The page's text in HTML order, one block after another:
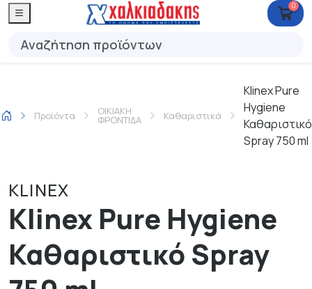
0
Προϊόντα ΟΙΚΙΑΚΗ
ΦΡΟΝΤΙΔΑ Καθαριστικά
Klinex Pure
Hygiene
Καθαριστικό
Spray 750 ml
KLINEX
Klinex Pure Hygiene
Καθαριστικό Spray